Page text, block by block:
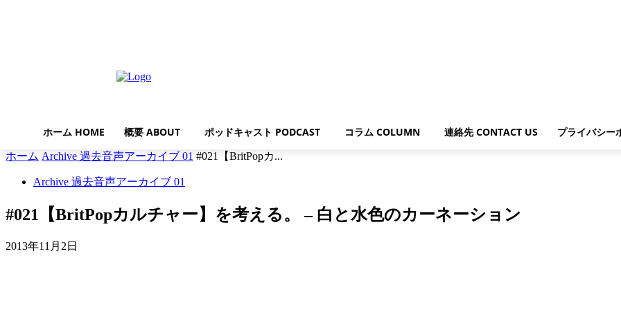
ホーム HOME 概要 ABOUT ポッドキャスト PODCAST コラム COLUMN 連絡先 CONTACT US プライバシー
ホーム Archive 過去音声アーカイブ 01 #021【BritPopカ...
Archive 過去音声アーカイブ 01
#021【BritPopカルチャー】を考える。 – 白と水色のカーネーション
2013年11月2日